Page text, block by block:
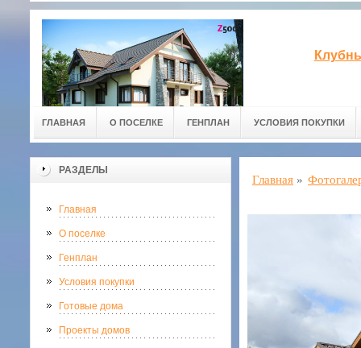
ГЛАВНАЯ О ПОСЕЛКЕ ГЕНПЛАН УСЛОВИЯ ПОКУПКИ
РАЗДЕЛЫ
Главная
О поселке
Генплан
Условия покупки
Готовые дома
Проекты домов
Главная »